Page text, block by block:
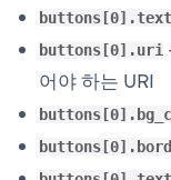
buttons[0].text
buttons[0].uri
어야 하는 URI